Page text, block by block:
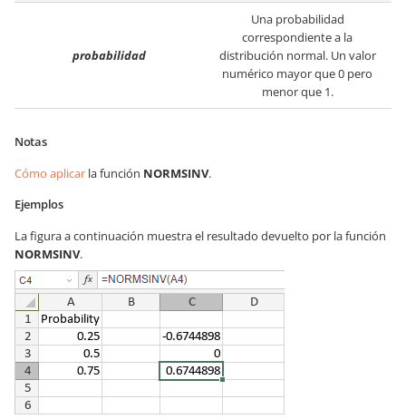
probabilidad
Una probabilidad
correspondiente a la
distribución normal. Un valor
numérico mayor que 0 pero
menor que 1.
Notas
Cómo aplicar la función NORMSINV.
Ejemplos
La figura a continuación muestra el resultado devuelto por la función
NORMSINV.